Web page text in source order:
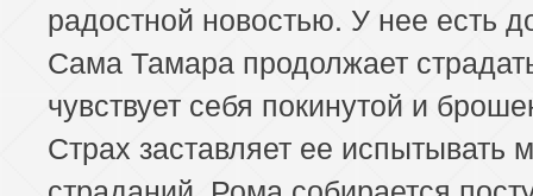
радостной новостью. У нее есть
Сама Тамара продолжает
чувствует себя покинутой и
Страх заставляет ее испытывать